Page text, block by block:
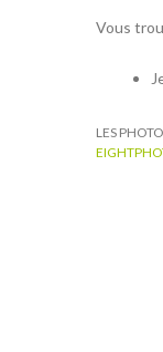
Vous
LES